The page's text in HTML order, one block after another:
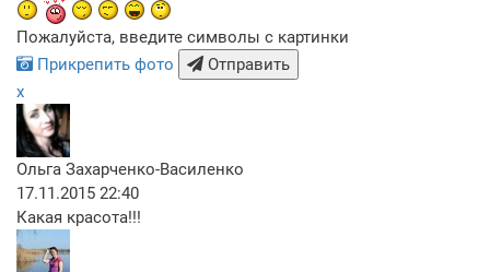
Пожалуйста, введите символы с картинки
Прикрепить фото
Отправить
x
Ольга Захарченко-Василенко
17.11.2015 22:40
Какая красота!!!